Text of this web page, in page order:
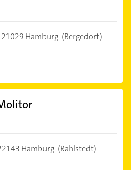
21029 Hamburg (Bergedorf)
Hamburg (Rahlstedt)